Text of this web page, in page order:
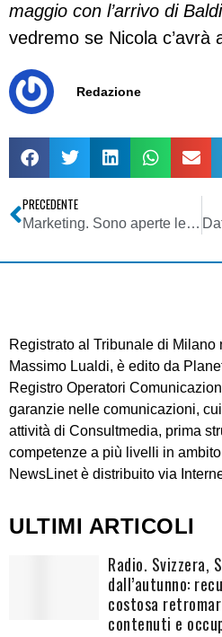
maggio con l’arrivo di
vedremo se Nicola c’avrà
Redazione
PRECEDENTE
Marketing. Sono aperte le iscrizioni al Premio TP “Comunicare lo sport”
Registrato al Tribunale di Milano
Massimo Lualdi, è edito da
Registro Operatori
garanzie nelle comunicazioni,
attività di Consultmedia, prima
competenze a più livelli in
NewsLinet è distribuito via
ULTIMI ARTICOLI
Radio. Svizzera,
dall’autunno:
costosa
contenuti e